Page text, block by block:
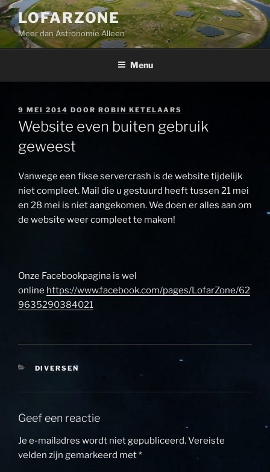
Ga
naar
de
inhoud
LOFARZONE
Meer dan Astronomie Alleen
Menu
GEPLAATST
OP
9 MEI 2014 DOOR ROBIN KETELAARS
Website even buiten gebruik
geweest
Vanwege een fikse servercrash is de website tijdelijk
niet compleet. Mail die u gestuurd heeft tussen 21 mei
en 28 mei is niet aangekomen. We doen er alles aan om
de website weer compleet te maken!
Onze Facebookpagina is wel
online https://www.facebook.com/pages/LofarZone/62
9635290384021
CATEGORIEËN
DIVERSEN
Geef een reactie
Je e-mailadres wordt niet gepubliceerd.Vereiste
velden zijn gemarkeerd met*